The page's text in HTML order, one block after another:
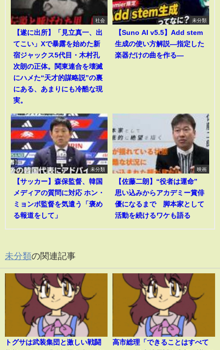
社会
【遂に出所】「見立真一、出
てこい」Xで暴露を始めた新
宿ジャックス5代目・木村孔
次朗の正体。関東連合を壊滅
にハメた“天才的謀略説”の裏
にある、あまりにも冷酷な現
実。
未分類
【Suno AI v5.5】Add stem
生成の使い方解説―指定した
楽器だけの曲を作る―
未分類
【サッカー】森保監督、韓国
メディアの質問に対応 ホン・
ミョンボ監督を気遣う「褒め
る報道をして」
映画
【佐藤二朗】“役者は運命”
思い込みからアカデミー賞俳
優になるまで 脚本家として
活動を続けるワケも語る
未分類の関連記事
トグサは武装集団と激しい戦闘
高市総理「できることはすべて